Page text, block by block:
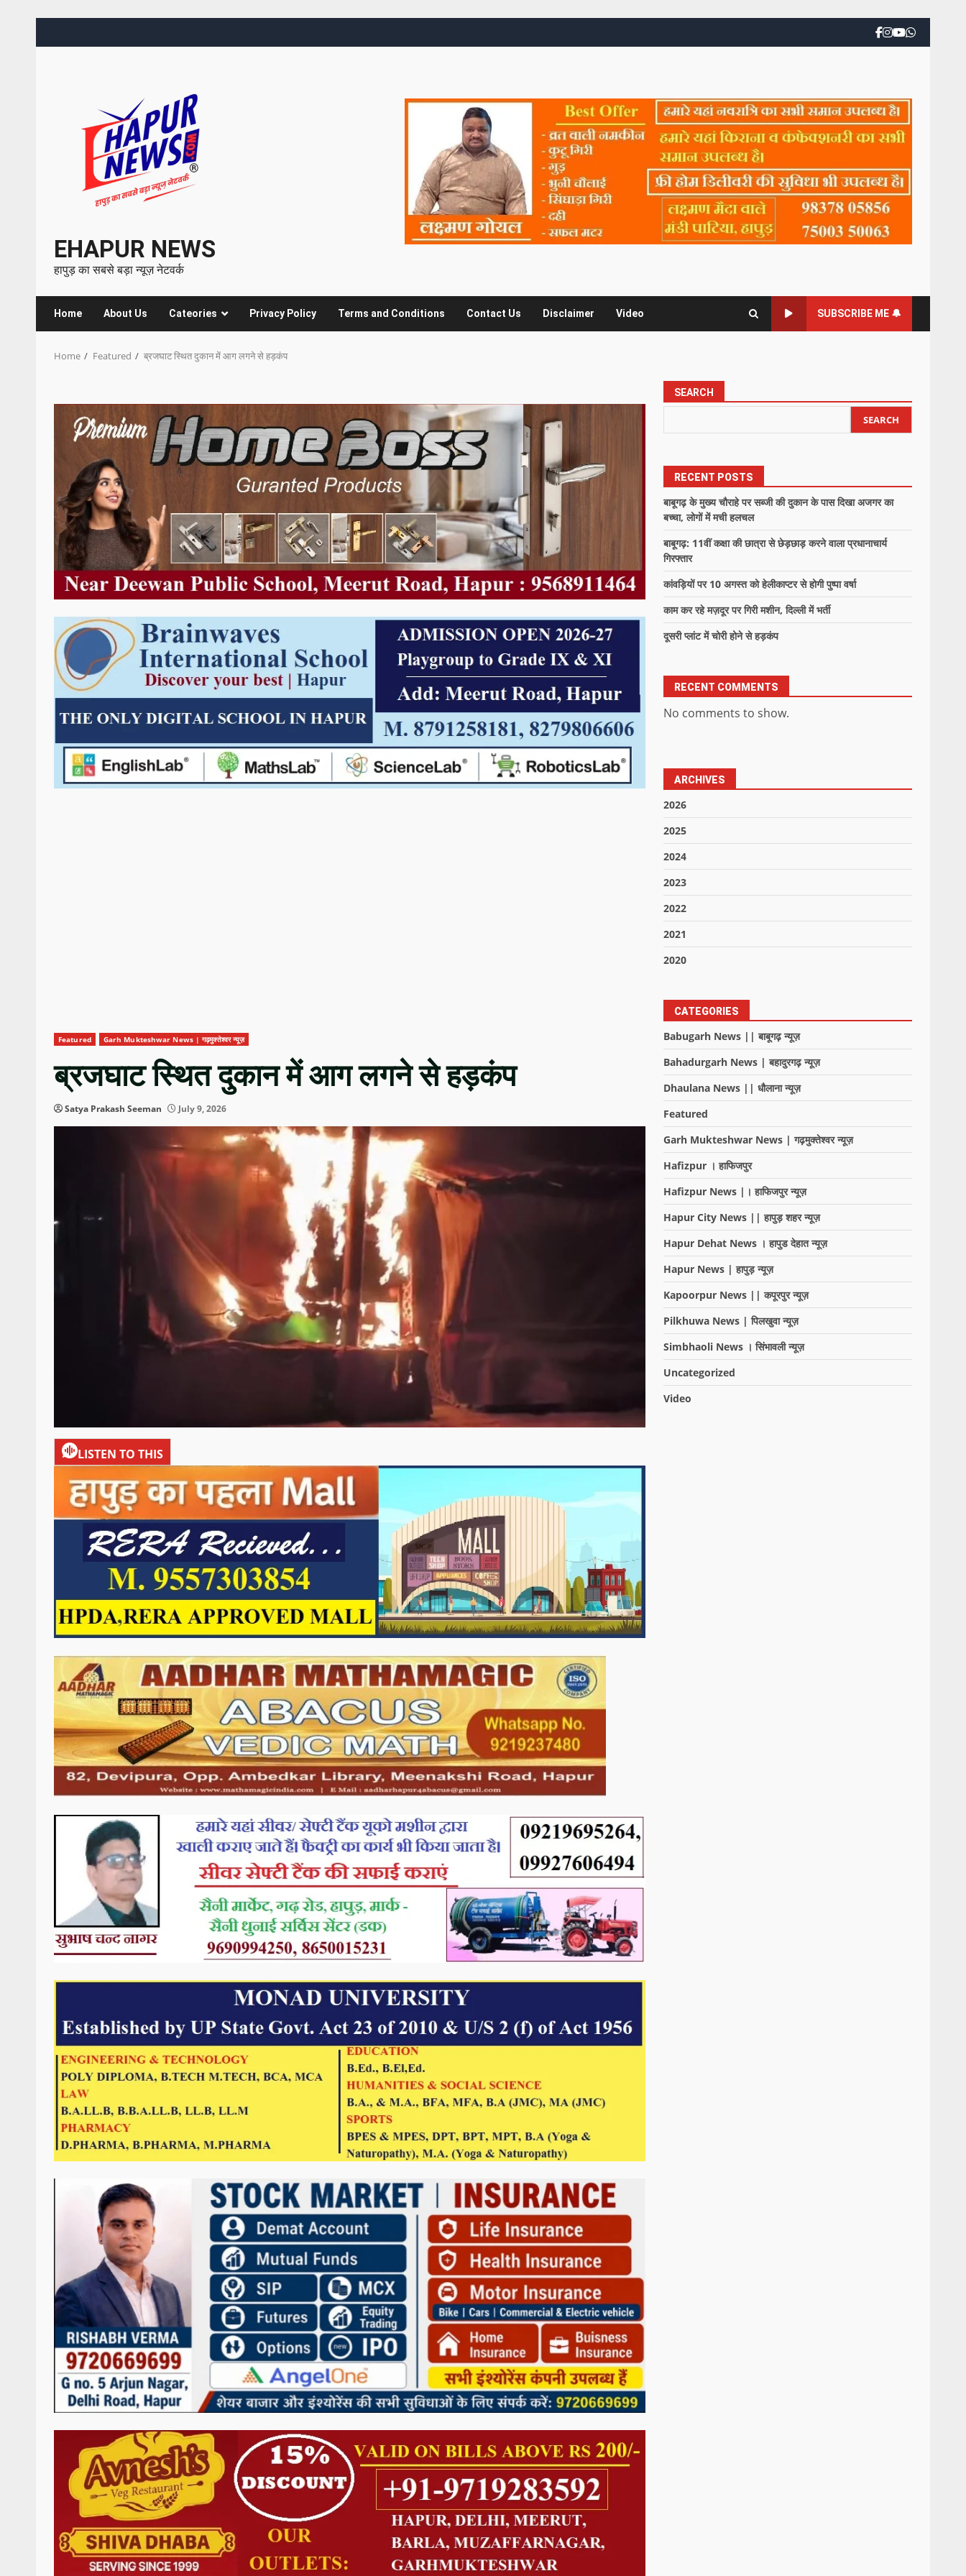
EHAPUR NEWS
हापुड़ का सबसे बड़ा न्यूज़ नेटवर्क
Home About Us Cateories Privacy Policy Terms and Conditions Contact Us Disclaimer Video SUBSCRIBE ME 🔔
Home Featured ब्रजघाट स्थित दुकान में आग लगने से हड़कंप
Featured Garh Mukteshwar News | गढ़मुक्तेश्वर न्यूज़
ब्रजघाट स्थित दुकान में आग लगने से हड़कंप
Satya Prakash Seeman July 9, 2026
LISTEN TO THIS
SEARCH
SEARCH
RECENT POSTS
बाबूगढ़ के मुख्य चौराहे पर सब्जी की दुकान के पास दिखा अजगर का
बच्चा, लोगों में मची हलचल
बाबूगढ़: 11वीं कक्षा की छात्रा से छेड़छाड़ करने वाला प्रधानाचार्य
गिरफ्तार
कांवड़ियों पर 10 अगस्त को हेलीकाप्टर से होगी पुष्पा वर्षा
काम कर रहे मज़दूर पर गिरी मशीन, दिल्ली में भर्ती
दूसरी प्लांट में चोरी होने से हड़कंप
RECENT COMMENTS
No comments to show.
ARCHIVES
2026
2025
2024
2023
2022
2021
2020
CATEGORIES
Babugarh News || बाबूगढ़ न्यूज़
Bahadurgarh News | बहादुरगढ़ न्यूज़
Dhaulana News || धौलाना न्यूज़
Featured
Garh Mukteshwar News | गढ़मुक्तेश्वर न्यूज़
Hafizpur । हाफिजपुर
Hafizpur News |। हाफिजपुर न्यूज़
Hapur City News || हापुड़ शहर न्यूज़
Hapur Dehat News । हापुड देहात न्यूज़
Hapur News | हापुड़ न्यूज़
Kapoorpur News || कपूरपुर न्यूज़
Pilkhuwa News | पिलखुवा न्यूज़
Simbhaoli News । सिंभावली न्यूज़
Uncategorized
Video